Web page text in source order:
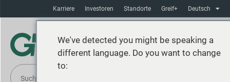
Karriere Investoren Standorte Greif+ Deutsch
We've detected you might be speaking a
different language. Do you want to change
to: